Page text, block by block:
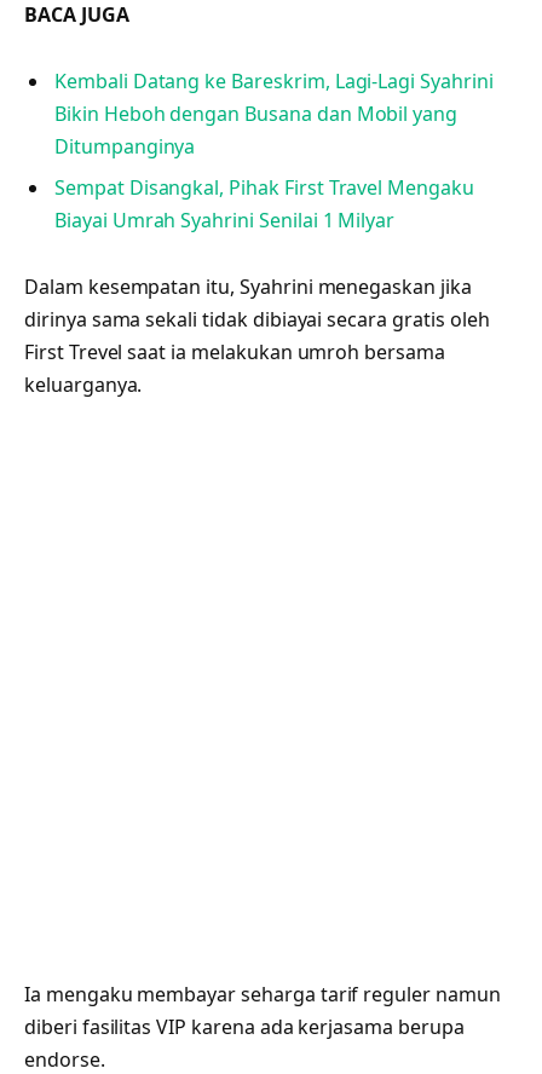
BACA JUGA
Kembali Datang ke Bareskrim, Lagi-Lagi Syahrini
Bikin Heboh dengan Busana dan Mobil yang
Ditumpanginya
Sempat Disangkal, Pihak First Travel Mengaku
Biayai Umrah Syahrini Senilai 1 Milyar
Dalam kesempatan itu, Syahrini menegaskan jika
dirinya sama sekali tidak dibiayai secara gratis oleh
First Trevel saat ia melakukan umroh bersama
keluarganya.
Ia mengaku membayar seharga tarif reguler namun
diberi fasilitas VIP karena ada kerjasama berupa
endorse.